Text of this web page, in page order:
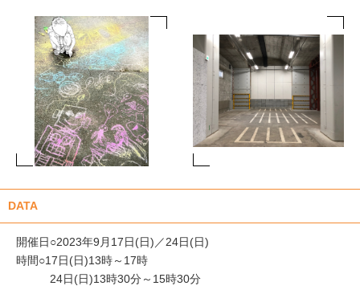
DATA
開催日○2023年9月17日(日)／24日(日)
時間○17日(日)13時～17時
24日(日)13時30分～15時30分